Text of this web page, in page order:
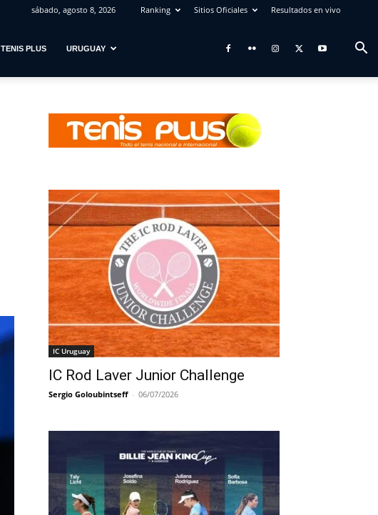
sábado, agosto 8, 2026 Ranking Sitios Oficiales Resultados en vivo
TENIS PLUS URUGUAY
IC Uruguay
IC Rod Laver Junior Challenge
Sergio Goloubintseff - 06/07/2026